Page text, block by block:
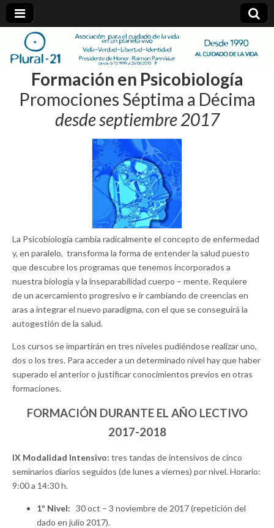
plural-
21.org
Formación en Psicobiología
Promociones Séptima a Décima
desde septiembre 2017
La Psicobiología cambia radicalmente el concepto de enfermedad
y, en paralelo, transforma la forma de entender la salud puesto
que descubre los programas que tenemos incorporados a
nuestra biología y la inseparabilidad cuerpo – mente. Requiere
de un acercamiento progresivo e ir cambiando de creencias en
aras a integrar el nuevo paradigma, con el que se conseguirá la
autogestión de la salud.
Los cursos se impartirán en tres niveles pudiéndose realizar uno,
dos o los tres. Para acceder a un determinado nivel hay que haber
superado el anterior o justificar conocimientos previos en otras
formaciones.
FORMACIÓN DURANTE EL AÑO LECTIVO
2017-2018
IX Modalidad Intensivo: tres tandas de intensivos de cinco
seminarios diarios seguidos (de lunes a viernes) por nivel. Horario:
9:00 a 14:30 h.
1º Nivel: 30 oct – 3 noviembre de 2017 (repetición del
dado en julio 2017).